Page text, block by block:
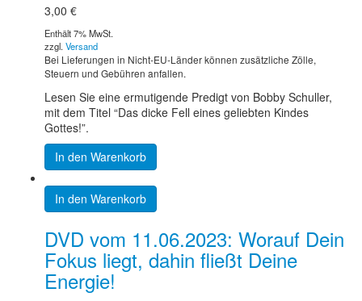
3,00 €
Enthält 7% MwSt.
zzgl. Versand
Bei Lieferungen in Nicht-EU-Länder können zusätzliche Zölle,
Steuern und Gebühren anfallen.
Lesen Sie eine ermutigende Predigt von Bobby Schuller,
mit dem Titel “Das dicke Fell eines geliebten Kindes
Gottes!”.
In den Warenkorb
In den Warenkorb
DVD vom 11.06.2023: Worauf Dein
Fokus liegt, dahin fließt Deine
Energie!